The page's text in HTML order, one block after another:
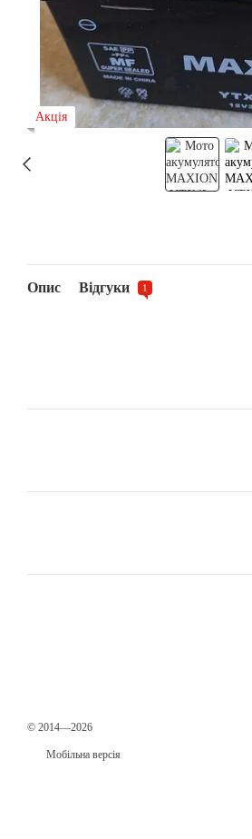
Акція
Опис Відгуки 1
© 2014—2026
Мобільна версія